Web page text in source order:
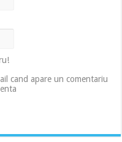
cand apare un comentariu